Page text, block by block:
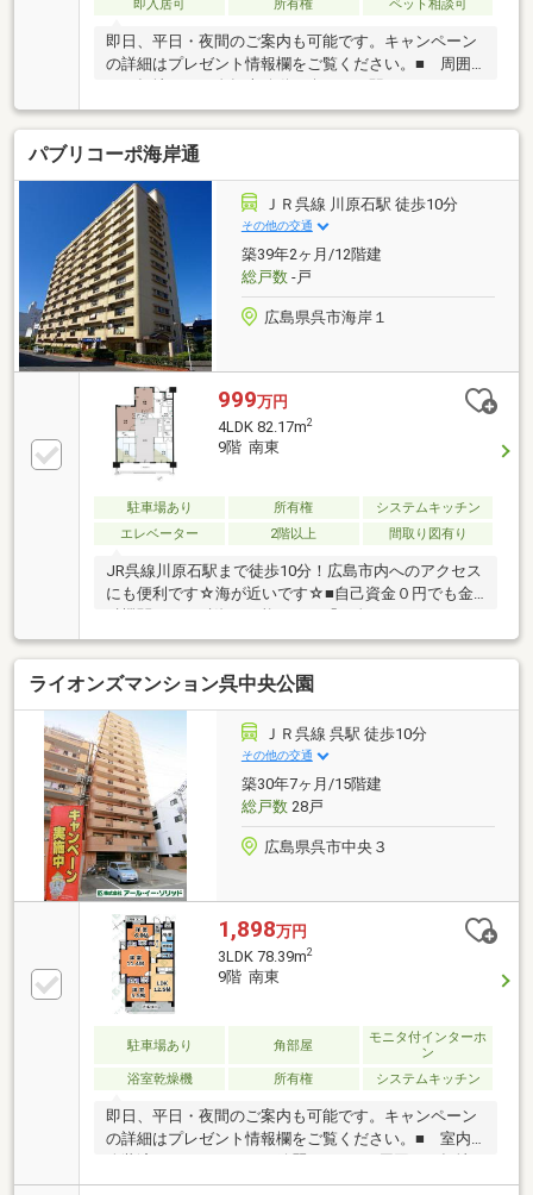
即入居可 所有権 ペット相談可
即日、平日・夜間のご案内も可能です。キャンペーン
の詳細はプレゼント情報欄をご覧ください。■ 周囲
コンビニ等、利便施設が徒歩圏内なので、なにかと便
利に生活できます。■ シューズクロークがあるの
で、大量の靴はもちろん、ゴルフバッグ等の置き場に
も困りません。■ サイズ等によりペット飼育可で
す。■ 全室フローリングで便利で衛生的。【支払
例】 借入金額 2，280万円 の場合■ 支払金額
月額 63，567円（ボーナス払いなし）※ 金利
0.925%（変動） 期間35年の場合（ 別途、購入時の諸
費用、月々の各種費用必要）
パブリコーポ海岸通
ＪＲ呉線 川原石駅 徒歩10分
その他の交通
築39年2ヶ月/12階建
総戸数-戸
広島県呉市海岸１
999万円
4LDK 82.17m2
9階 南東
駐車場あり 所有権
システムキッチン
エレベーター
2階以上 間取り図有り
JR呉線川原石駅まで徒歩10分！広島市内へのアクセス
にも便利です☆海が近いです☆■自己資金０円でも金
ホームはまだ無理…」そんなふうに思っていません
か？実は今、自己資金0円でも住宅ローンを活用して
不動産を購入する方が増えています！当店では、ファ
イナンシャルプランナーがいるので、無理のない資金
計画をご提案。月々の支払いもシミュレーションしな
がら、将来を見据えた安心のマイホーム購入をサポー
トいたします！
ライオンズマンション呉中央公園
ＪＲ呉線 呉駅 徒歩10分
その他の交通
築30年7ヶ月/15階建
総戸数28戸
広島県呉市中央３
1,898万円
3LDK 78.39m2
9階 南東
駐車場あり 角部屋
モニタ付インターホ
ン
浴室乾燥機
所有権 システムキッチン
即日、平日・夜間のご案内も可能です。キャンペーン
の詳細はプレゼント情報欄をご覧ください。■ 室内
なので自転車移動も楽々で、利便施設が近いので、便